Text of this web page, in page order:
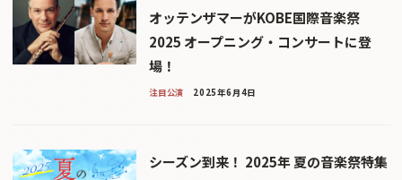
オッテンザマーがKOBE国際音楽祭
2025 オープニング・コンサートに登
場！
注目公演 2025年6月4日
シーズン到来！ 2025年 夏の音楽祭特集